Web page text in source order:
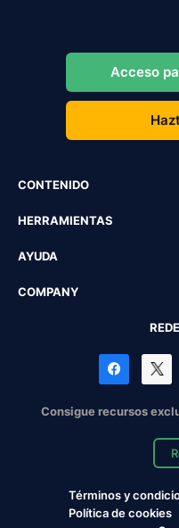
Acceso
CONTENIDO
HERRAMIENTAS
AYUDA
COMPANY
Consigue recursos
Términos y
Política de cookies